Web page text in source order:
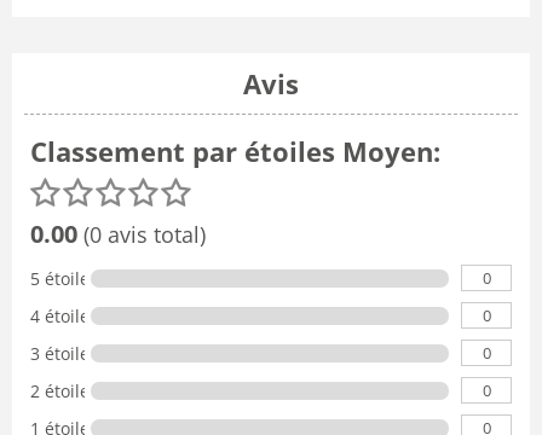
Avis
Classement par étoiles Moyen:
0.00 (0 avis total)
5 étoiles 0
4 étoiles 0
3 étoiles 0
2 étoiles 0
1 étoile 0